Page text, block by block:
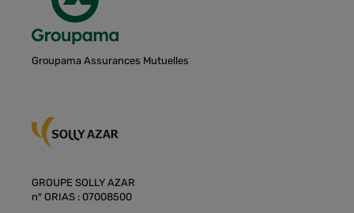
Groupama Assurances Mutuelles
GROUPE SOLLY AZAR
n° ORIAS : 07008500